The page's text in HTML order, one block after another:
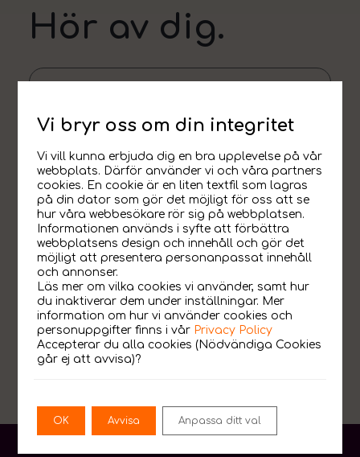
Hör av dig.
Vi bryr oss om din integritet
Vi vill kunna erbjuda dig en bra upplevelse på vår
webbplats. Därför använder vi och våra partners
cookies. En cookie är en liten textfil som lagras
på din dator som gör det möjligt för oss att se
hur våra webbesökare rör sig på webbplatsen.
Informationen används i syfte att förbättra
webbplatsens design och innehåll och gör det
möjligt att presentera personanpassat innehåll
och annonser.
Läs mer om vilka cookies vi använder, samt hur
du inaktiverar dem under inställningar. Mer
information om hur vi använder cookies och
personuppgifter finns i vår Privacy Policy
Accepterar du alla cookies (Nödvändiga Cookies
går ej att avvisa)?
OK Avvisa Anpassa ditt val